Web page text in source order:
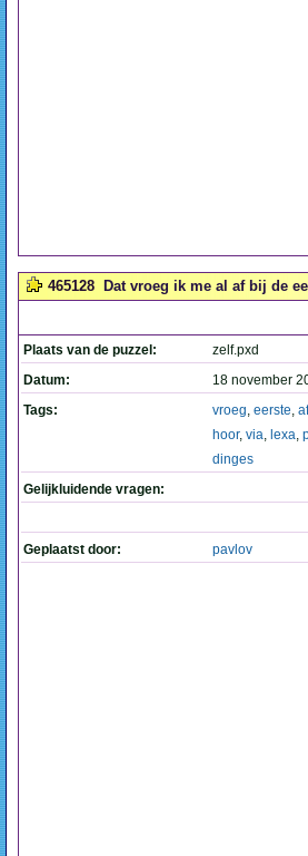
465128 Dat vroeg ik me al af bij de
Plaats van de puzzel:
zelf.pxd
Datum:
18 november
Tags:
vroeg, eerste,
hoor, via, lexa,
dinges
Gelijkluidende vragen:
Geplaatst door: pavlov